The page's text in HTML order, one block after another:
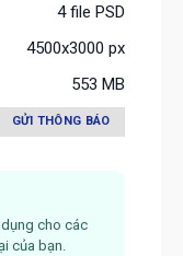
4 file PSD
4500x3000 px
553 MB
GỬI THÔNG BÁO
cho các
của bạn.